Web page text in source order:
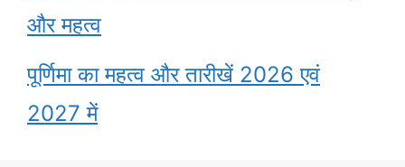
और महत्व
पूर्णिमा का महत्व और तारीखें 2026 एवं
2027 में